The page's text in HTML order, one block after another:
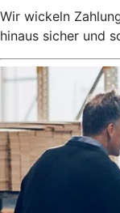
Wir wickeln
hinaus sicher und